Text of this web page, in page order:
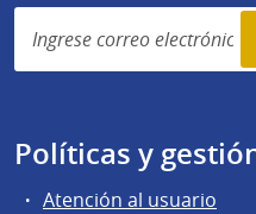
Simplenews
subscription
Políticas y
Atención al usuario